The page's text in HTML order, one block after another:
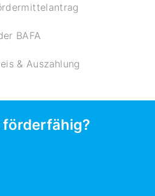
BAFA
& Auszahlung
förderfähig?